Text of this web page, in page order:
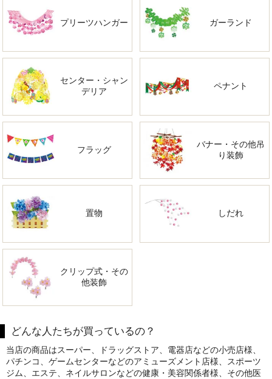
プリーツハンガー ガーランド
センター・シャン
デリア
ペナント
フラッグ
バナー・その他吊
り装飾
置物 しだれ
クリップ式・その
他装飾
どんな人たちが買っているの？
当店の商品はスーパー、ドラッグストア、電器店などの小売店様、
パチンコ、ゲームセンターなどのアミューズメント店様、スポーツ
ジム、エステ、ネイルサロンなどの健康・美容関係者様、その他医